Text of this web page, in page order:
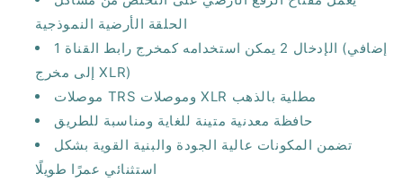
الحلقة الأرضية النموذجية
الإدخال 2 يمكن استخدامه كمخرج رابط القناة 1 (إضافي
إلى مخرج XLR)
موصلات TRS وموصلات XLR مطلية بالذهب
حافظة معدنية متينة للغاية ومناسبة للطريق
تضمن المكونات عالية الجودة والبنية القوية بشكل
استثنائي عمرًا طويلًا